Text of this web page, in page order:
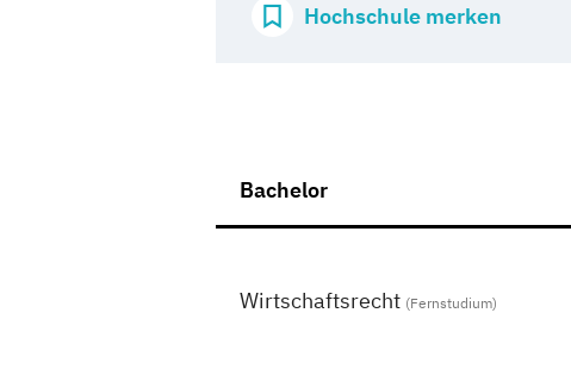
Hochschule merken
Bachelor
Wirtschaftsrecht (Fernstudium)